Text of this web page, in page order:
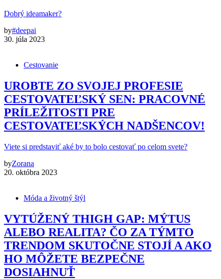
Dobrý ideamaker?
by#deepai
30. júla 2023
Cestovanie
UROBTE ZO SVOJEJ PROFESIE
CESTOVATEĽSKÝ SEN: PRACOVNÉ
PRÍLEŽITOSTI PRE
CESTOVATEĽSKÝCH NADŠENCOV!
Viete si predstaviť aké by to bolo cestovať po celom svete?
byZorana
20. októbra 2023
Móda a životný štýl
VYTÚŽENÝ THIGH GAP: MÝTUS
ALEBO REALITA? ČO ZA TÝMTO
TRENDOM SKUTOČNE STOJÍ A AKO
HO MÔŽETE BEZPEČNE
DOSIAHNUŤ